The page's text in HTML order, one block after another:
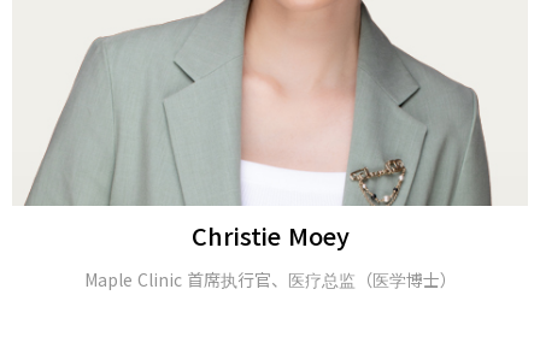
Alina Tomasheva
皮肤科医生